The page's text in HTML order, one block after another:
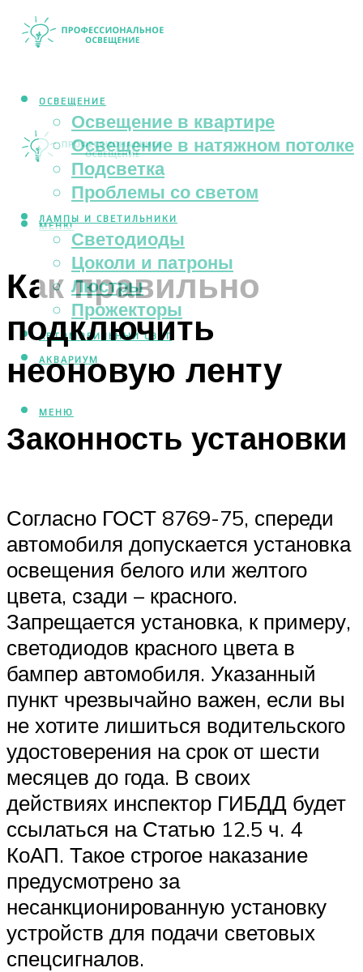
ОСВЕЩЕНИЕ
Освещение в квартире
Освещение в натяжном потолке
Подсветка
Проблемы со светом
ЛАМПЫ И СВЕТИЛЬНИКИ
Светодиоды
Цоколи и патроны
Люстры
Прожекторы
АВТОМОБИЛЬНЫЙ СВЕТ
АКВАРИУМ
МЕНЮ
МЕНЮ
Как правильно
подключить
неоновую ленту
Законность установки
Согласно ГОСТ 8769-75, спереди
автомобиля допускается установка
освещения белого или желтого
цвета, сзади – красного.
Запрещается установка, к примеру,
светодиодов красного цвета в
бампер автомобиля. Указанный
пункт чрезвычайно важен, если вы
не хотите лишиться водительского
удостоверения на срок от шести
месяцев до года. В своих
действиях инспектор ГИБДД будет
ссылаться на Статью 12.5 ч. 4
КоАП. Такое строгое наказание
предусмотрено за
несанкционированную установку
устройств для подачи световых
спецсигналов.